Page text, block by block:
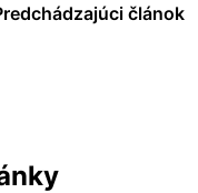
článok